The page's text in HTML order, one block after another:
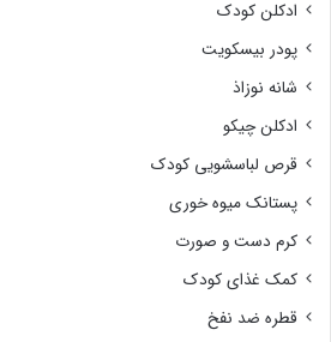
ادکلن کودک
پودر بیسکویت
شانه نوزاذ
ادکلن چیکو
قرص لباسشویی کودک
پستانک میوه خوری
کرم دست و صورت
کمک غذای کودک
قطره ضد نفخ